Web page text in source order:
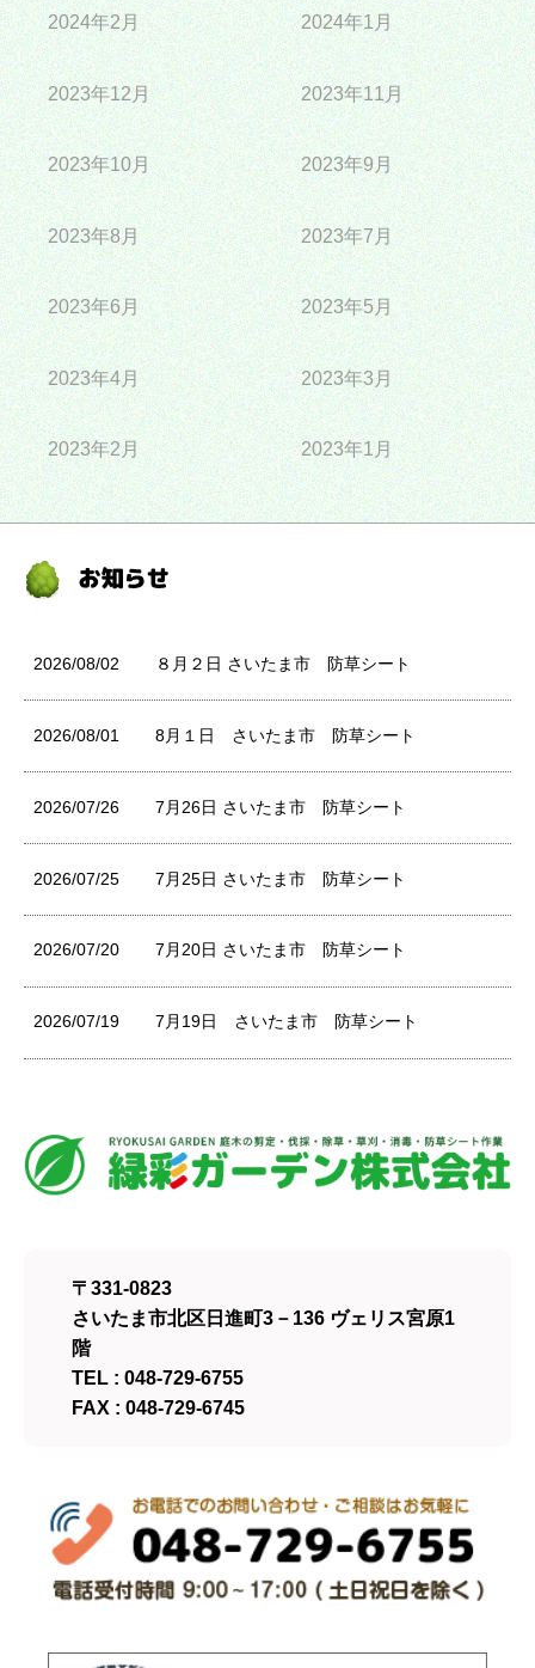
2024年2月 2024年1月
2023年12月 2023年11月
2023年10月 2023年9月
2023年8月 2023年7月
2023年6月 2023年5月
2023年4月 2023年3月
2023年2月 2023年1月
2026/08/02 ８月２日 さいたま市 防草シート
2026/08/01 8月１日 さいたま市 防草シート
2026/07/26 7月26日 さいたま市 防草シート
2026/07/25 7月25日 さいたま市 防草シート
2026/07/20 7月20日 さいたま市 防草シート
2026/07/19 7月19日 さいたま市 防草シート
〒331-0823
さいたま市北区日進町3－136 ヴェリス宮原1
階
TEL : 048-729-6755
FAX : 048-729-6745